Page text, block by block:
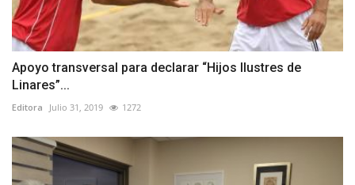
Apoyo transversal para declarar “Hijos Ilustres de
Linares”...
Editora Julio 31, 2019 1272